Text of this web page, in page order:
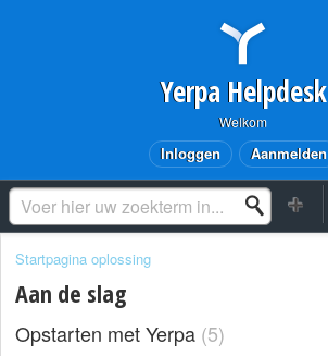
Yerpa Helpdesk
Welkom
Inloggen Aanmelden
Startpagina oplossing
Aan de slag
Opstarten met Yerpa 5